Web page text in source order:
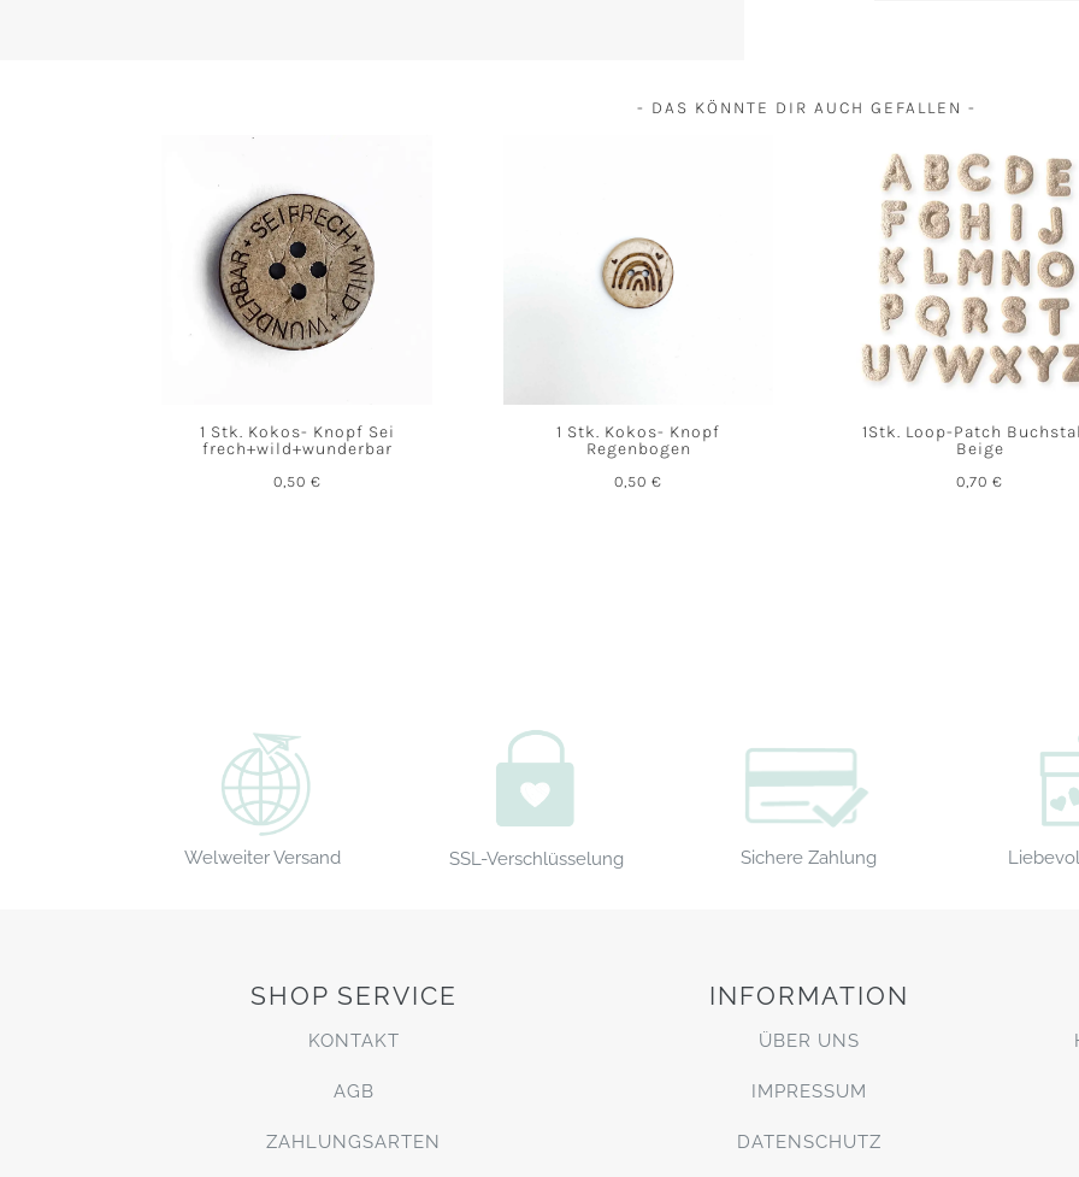
- DAS KÖNNTE DIR AUCH GEFALLEN -
1 Stk. Kokos- Knopf Sei
frech+wild+wunderbar
0,50 €
1 Stk. Kokos- Knopf
Regenbogen
0,50€
1Stk. Loop-Patch
Beige
0,70€
Welweiter Versand SSL-Verschlüsselung Sichere Zahlung
SHOP SERVICE
KONTAKT
AGB
ZAHLUNGSARTEN
INFORMATION
ÜBER UNS
IMPRESSUM
DATENSCHUTZ